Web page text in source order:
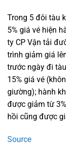
Trong 5 đôi tàu
5% giá vé hiện
ty CP Vận tải
trình giảm giá
trước ngày đi
15% giá vé
giường); hành
được giảm từ
hồi cũng được
Source